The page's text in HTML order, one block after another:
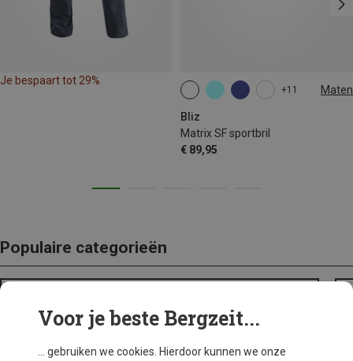
Je bespaart tot 29%
+11 Maten
Bliz
Matrix SF sportbril
€ 89,95
ONE SIZE
Populaire categorieën
Voor je beste Bergzeit...
... gebruiken we cookies. Hierdoor kunnen we onze